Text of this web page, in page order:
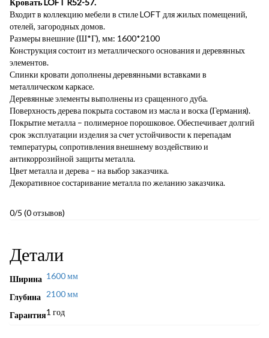
Кровать LOFT R52-57.
Входит в коллекцию мебели в стиле LOFT для жилых помещений,
отелей, загородных домов.
Размеры внешние (Ш*Г), мм: 1600*2100
Конструкция состоит из металлического основания и деревянных
элементов.
Спинки кровати дополнены деревянными вставками в
металлическом каркасе.
Деревянные элементы выполнены из сращенного дуба.
Поверхность дерева покрыта составом из масла и воска (Германия).
Покрытие металла – полимерное порошковое. Обеспечивает долгий
срок эксплуатации изделия за счет устойчивости к перепадам
температуры, сопротивления внешнему воздействию и
антикоррозийной защиты металла.
Цвет металла и дерева – на выбор заказчика.
Декоративное состаривание металла по желанию заказчика.
0/5 (0 отзывов)
Детали
Ширина 1600 мм
Глубина 2100 мм
Гарантия1 год